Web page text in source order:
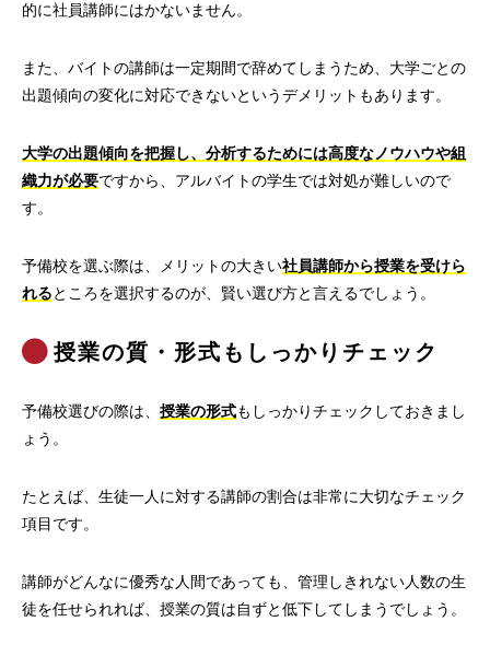
的に社員講師にはかないません。
また、バイトの講師は一定期間で辞めてしまうため、大学ごとの
出題傾向の変化に対応できないというデメリットもあります。
大学の出題傾向を把握し、分析するためには高度なノウハウや組
織力が必要ですから、アルバイトの学生では対処が難しいので
す。
予備校を選ぶ際は、メリットの大きい社員講師から授業を受けら
れるところを選択するのが、賢い選び方と言えるでしょう。
授業の質・形式もしっかりチェック
予備校選びの際は、 授業の形式もしっかりチェックしておきまし
ょう。
たとえば、生徒一人に対する講師の割合は非常に大切なチェック
項目です。
講師がどんなに優秀な人間であっても、管理しきれない人数の生
徒を任せられれば、授業の質は自ずと低下してしまうでしょう。